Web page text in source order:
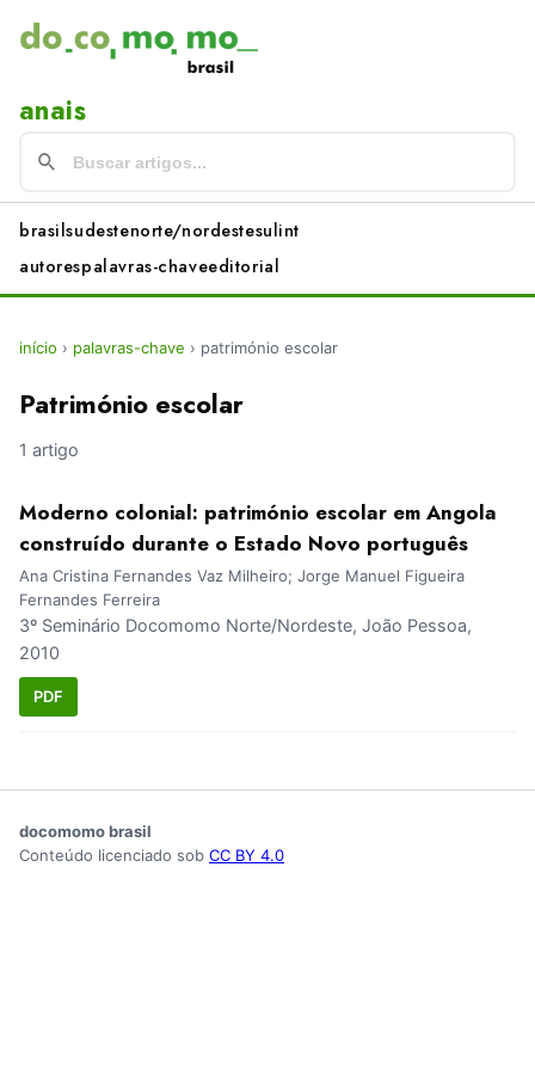
anais
brasilsudestenorte/nordestesulint
autorespalavras-chaveeditorial
início › palavras-chave › património escolar
Património escolar
1 artigo
Moderno colonial: património escolar em Angola
construído durante o Estado Novo português
Ana Cristina Fernandes Vaz Milheiro; Jorge Manuel Figueira
Fernandes Ferreira
3º Seminário Docomomo Norte/Nordeste, João Pessoa,
2010
PDF
docomomo brasil
Conteúdo licenciado sob CC BY 4.0